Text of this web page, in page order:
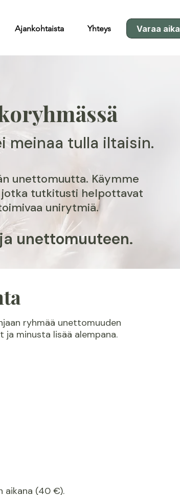
Ajankohtaista Yhteys Varaa aika
meinaa tulla iltaisin.
unettomuutta. Käymme
jotka tutkitusti helpottavat
unirytmiä.
unettomuuteen.
ryhmää unettomuuden
minusta lisää alempana.
aikana (40 €).